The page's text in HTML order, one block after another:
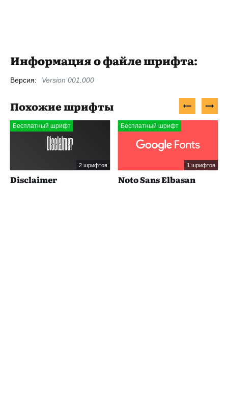
Информация о файле шрифта:
Версия: Version 001.000
Похожие шрифты
Бесплатный шрифт
2 шрифтов
Disclaimer
Бесплатный шрифт
1 шрифтов
Noto Sans Elbasan